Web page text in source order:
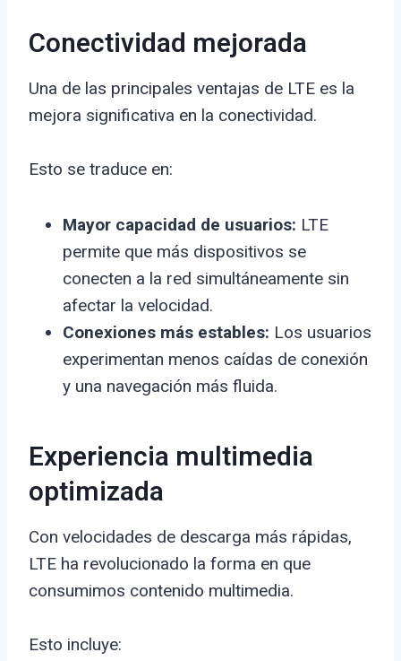
Conectividad mejorada
Una de las principales ventajas de LTE es la
mejora significativa en la conectividad.
Esto se traduce en:
Mayor capacidad de usuarios: LTE
permite que más dispositivos se
conecten a la red simultáneamente sin
afectar la velocidad.
Conexiones más estables: Los usuarios
experimentan menos caídas de conexión
y una navegación más fluida.
Experiencia multimedia
optimizada
Con velocidades de descarga más rápidas,
LTE ha revolucionado la forma en que
consumimos contenido multimedia.
Esto incluye: